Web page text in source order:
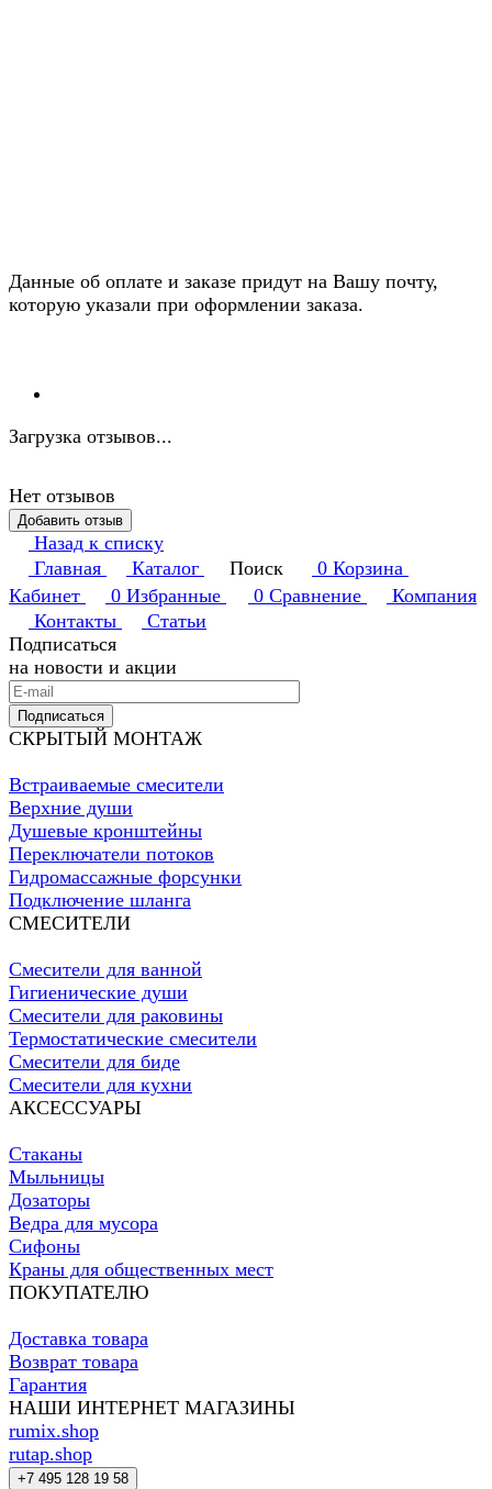
Данные об оплате и заказе придут на Вашу почту,
которую указали при оформлении заказа.
Загрузка отзывов...
Нет отзывов
Добавить отзыв
Назад к списку
Главная
Каталог Поиск 0 Корзина
Кабинет
0 Избранные 0 Сравнение
Компания
Контакты
Статьи
Подписаться
на новости и акции
Подписаться
СКРЫТЫЙ МОНТАЖ
Встраиваемые смесители
Верхние души
Душевые кронштейны
Переключатели потоков
Гидромассажные форсунки
Подключение шланга
СМЕСИТЕЛИ
Смесители для ванной
Гигиенические души
Смесители для раковины
Термостатические смесители
Смесители для биде
Смесители для кухни
АКСЕССУАРЫ
Стаканы
Мыльницы
Дозаторы
Ведра для мусора
Сифоны
Краны для общественных мест
ПОКУПАТЕЛЮ
Доставка товара
Возврат товара
Гарантия
НАШИ ИНТЕРНЕТ МАГАЗИНЫ
rumix.shop
rutap.shop
+7 495 128 19 58